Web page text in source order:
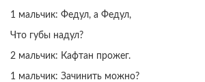
1 мальчик: Федул, а Федул,
Что губы надул?
2 мальчик: Кафтан прожег.
1 мальчик: Зачинить можно?